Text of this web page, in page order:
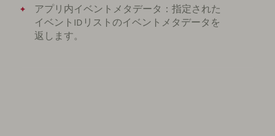
アプリ内イベントメタデータ：指定された
イベントIDリストのイベントメタデータを
返します。